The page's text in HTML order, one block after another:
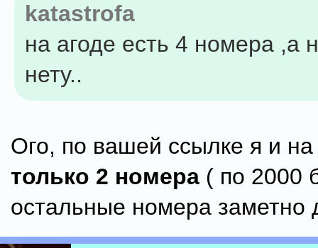
katastrofa
на агоде есть 4 номера ,а
нету..
Ого, по вашей ссылке я и
только 2 номера ( по 2000
остальные номера заметно